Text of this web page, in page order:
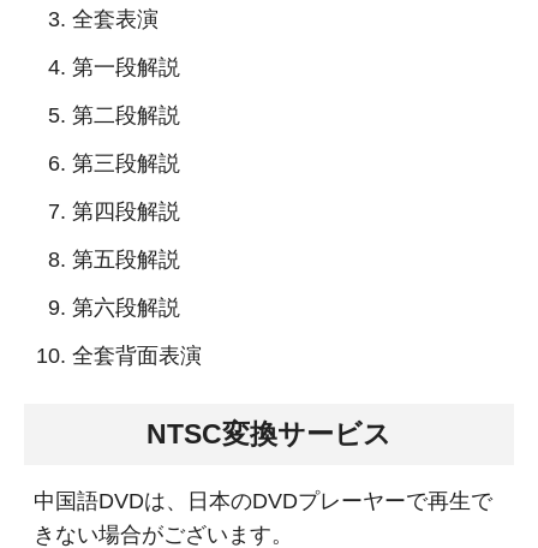
全套表演
第一段解説
第二段解説
第三段解説
第四段解説
第五段解説
第六段解説
全套背面表演
NTSC変換サービス
中国語DVDは、日本のDVDプレーヤーで再生で
きない場合がございます。